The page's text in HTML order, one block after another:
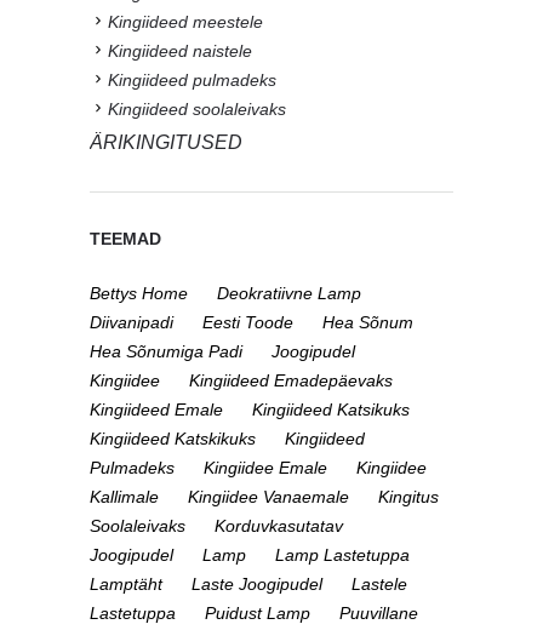
Kingiideed meestele
Kingiideed naistele
Kingiideed pulmadeks
Kingiideed soolaleivaks
ÄRIKINGITUSED
TEEMAD
Bettys Home
Deokratiivne Lamp
Diivanipadi
Eesti Toode
Hea Sõnum
Hea Sõnumiga Padi
Joogipudel
Kingiidee
Kingiideed Emadepäevaks
Kingiideed Emale
Kingiideed Katsikuks
Kingiideed Katskikuks
Kingiideed
Pulmadeks
Kingiidee Emale
Kingiidee
Kallimale
Kingiidee Vanaemale
Kingitus
Soolaleivaks
Korduvkasutatav
Joogipudel
Lamp
Lamp Lastetuppa
Lamptäht
Laste Joogipudel
Lastele
Lastetuppa
Puidust Lamp
Puuvillane